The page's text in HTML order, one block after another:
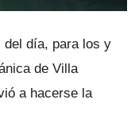
del día, para los y
de Villa
a hacerse la